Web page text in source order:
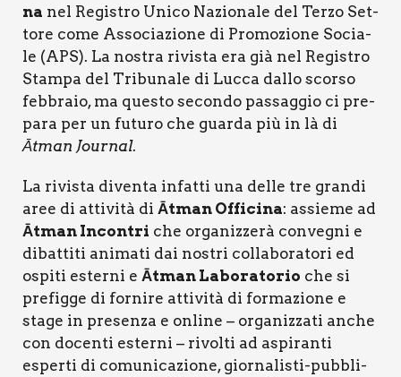
na nel Regi­stro Uni­co Nazio­na­le del Ter­zo Set­
to­re come Asso­cia­zio­ne di Pro­mo­zio­ne Socia­
le (APS). La nostra rivi­sta era già nel Regi­stro
Stam­pa del Tri­bu­na­le di Luc­ca dal­lo scor­so
feb­bra­io, ma que­sto secon­do pas­sag­gio ci pre­
pa­ra per un futu­ro che guar­da più in là di
Ātman Jour­nal.
La rivi­sta diven­ta infat­ti una del­le tre gran­di
aree di atti­vi­tà di Ātman Offi­ci­na: assie­me ad
Ātman Incon­tri che orga­niz­ze­rà con­ve­gni e
dibat­ti­ti ani­ma­ti dai nostri col­la­bo­ra­to­ri ed
ospi­ti ester­ni e Ātman Labo­ra­to­rio che si
pre­fig­ge di for­ni­re atti­vi­tà di for­ma­zio­ne e
sta­ge in pre­sen­za e onli­ne – orga­niz­za­ti anche
con docen­ti ester­ni – rivol­ti ad aspi­ran­ti
esper­ti di comu­ni­ca­zio­ne, gior­na­li­sti-pub­bli­